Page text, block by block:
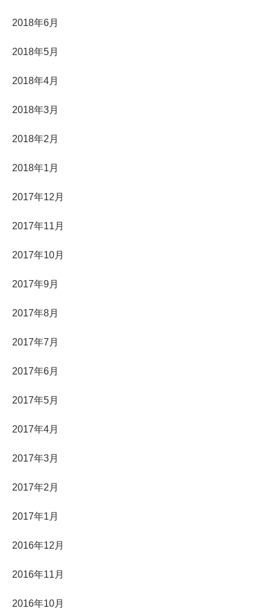
2018年6月
2018年5月
2018年4月
2018年3月
2018年2月
2018年1月
2017年12月
2017年11月
2017年10月
2017年9月
2017年8月
2017年7月
2017年6月
2017年5月
2017年4月
2017年3月
2017年2月
2017年1月
2016年12月
2016年11月
2016年10月